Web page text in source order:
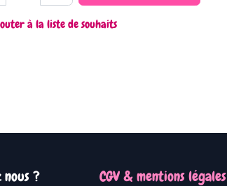
à la liste de souhaits
? CGV & mentions légales